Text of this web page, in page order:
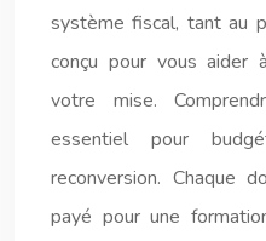
système fiscal, tant au
conçu pour vous aider
votre mise.
essentiel pour
reconversion. Chaque
payé pour une